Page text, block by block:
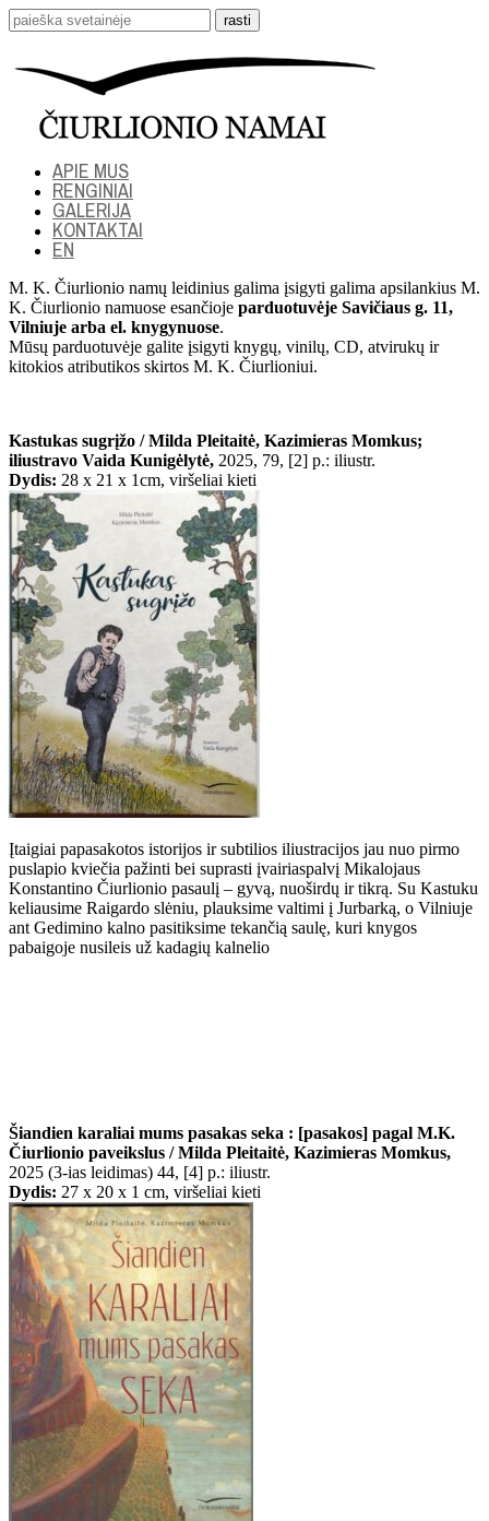
APIE MUS
RENGINIAI
GALERIJA
KONTAKTAI
EN
M. K. Čiurlionio namų leidinius galima įsigyti galima apsilankius M.
K. Čiurlionio namuose esančioje parduotuvėje Savičiaus g. 11,
Vilniuje arba el. knygynuose.
Mūsų parduotuvėje galite įsigyti knygų, vinilų, CD, atvirukų ir
kitokios atributikos skirtos M. K. Čiurlioniui.
Kastukas sugrįžo / Milda Pleitaitė, Kazimieras Momkus;
iliustravo Vaida Kunigėlytė, 2025, 79, [2] p.: iliustr.
Dydis: 28 x 21 x 1cm, viršeliai kieti
Įtaigiai papasakotos istorijos ir subtilios iliustracijos jau nuo pirmo
puslapio kviečia pažinti bei suprasti įvairiaspalvį Mikalojaus
Konstantino Čiurlionio pasaulį – gyvą, nuoširdų ir tikrą. Su Kastuku
keliausime Raigardo slėniu, plauksime valtimi į Jurbarką, o Vilniuje
ant Gedimino kalno pasitiksime tekančią saulę, kuri knygos
pabaigoje nusileis už kadagių kalnelio
Šiandien karaliai mums pasakas seka : [pasakos] pagal M.K.
Čiurlionio paveikslus / Milda Pleitaitė, Kazimieras Momkus,
2025 (3-ias leidimas) 44, [4] p.: iliustr.
Dydis: 27 x 20 x 1 cm, viršeliai kieti